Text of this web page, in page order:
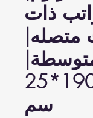
ذات
110*190*25
سم